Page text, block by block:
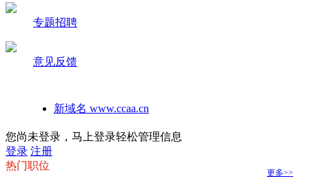
专题招聘
意见反馈
新域名 www.ccaa.cn
如何在手机桌面建立本站快捷方式
您尚未登录，马上登录轻松管理信息
登录 注册
热门职位
更多>>